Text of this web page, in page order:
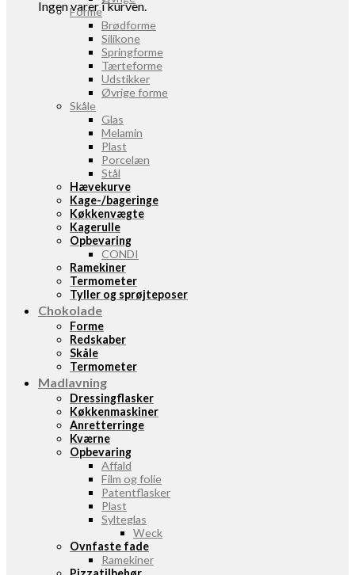
Ingen varer i kurven.
Forme
Brødforme
Silikone
Springforme
Tærteforme
Udstikker
Øvrige forme
Skåle
Glas
Melamin
Plast
Porcelæn
Stål
Hævekurve
Kage-/bageringe
Køkkenvægte
Kagerulle
Opbevaring
CONDI
Ramekiner
Termometer
Tyller og sprøjteposer
Chokolade
Forme
Redskaber
Skåle
Termometer
Madlavning
Dressingflasker
Køkkenmaskiner
Anretterringe
Kværne
Opbevaring
Affald
Film og folie
Patentflasker
Plast
Sylteglas
Weck
Ovnfaste fade
Ramekiner